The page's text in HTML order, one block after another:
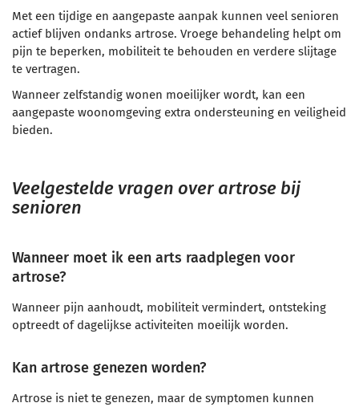
Met een tijdige en aangepaste aanpak kunnen veel senioren
actief blijven ondanks artrose. Vroege behandeling helpt om
pijn te beperken, mobiliteit te behouden en verdere slijtage
te vertragen.
Wanneer zelfstandig wonen moeilijker wordt, kan een
aangepaste woonomgeving extra ondersteuning en veiligheid
bieden.
Veelgestelde vragen over artrose bij
senioren
Wanneer moet ik een arts raadplegen voor
artrose?
Wanneer pijn aanhoudt, mobiliteit vermindert, ontsteking
optreedt of dagelijkse activiteiten moeilijk worden.
Kan artrose genezen worden?
Artrose is niet te genezen, maar de symptomen kunnen